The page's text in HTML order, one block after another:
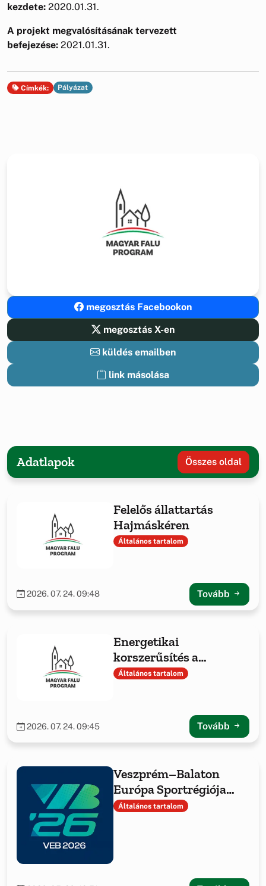
kezdete: 2020.01.31.
A projekt megvalósításának tervezett
befejezése: 2021.01.31.
Címkék: Pályázat
megosztás Facebookon
megosztás X-en
küldés emailben
link másolása
Adatlapok Összes oldal
Felelős állattartás
Hajmáskéren
Általános tartalom
2026. 07. 24. 09:48 Tovább
Energetikai
korszerűsítés a
Hajmáskéri Közös
Általános tartalom
2026. 07. 24. 09:45 Tovább
Veszprém–Balaton
Európa Sportrégiója
2026 Hajmáskéren
Általános tartalom